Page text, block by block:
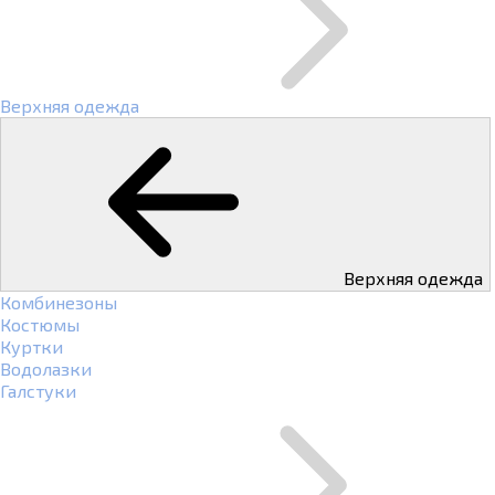
Верхняя одежда
Верхняя одежда
Комбинезоны
Костюмы
Куртки
Водолазки
Галстуки